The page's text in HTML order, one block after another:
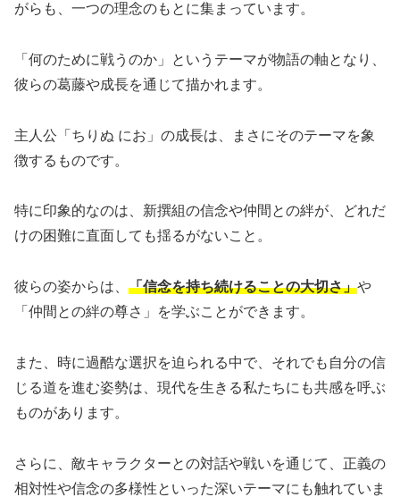
がらも、一つの理念のもとに集まっています。
「何のために戦うのか」というテーマが物語の軸となり、
彼らの葛藤や成長を通じて描かれます。
主人公「ちりぬ にお」の成長は、まさにそのテーマを象
徴するものです。
特に印象的なのは、新撰組の信念や仲間との絆が、どれだ
けの困難に直面しても揺るがないこと。
彼らの姿からは、 「信念を持ち続けることの大切さ」や
「仲間との絆の尊さ」を学ぶことができます。
また、時に過酷な選択を迫られる中で、それでも自分の信
じる道を進む姿勢は、現代を生きる私たちにも共感を呼ぶ
ものがあります。
さらに、敵キャラクターとの対話や戦いを通じて、正義の
相対性や信念の多様性といった深いテーマにも触れていま